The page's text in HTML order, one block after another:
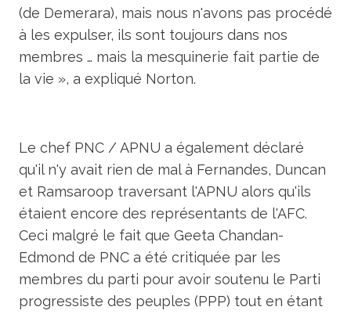
(de Demerara), mais nous n'avons pas procédé
à les expulser, ils sont toujours dans nos
membres … mais la mesquinerie fait partie de
la vie », a expliqué Norton.
Le chef PNC / APNU a également déclaré
qu'il n'y avait rien de mal à Fernandes, Duncan
et Ramsaroop traversant l'APNU alors qu'ils
étaient encore des représentants de l'AFC.
Ceci malgré le fait que Geeta Chandan-
Edmond de PNC a été critiquée par les
membres du parti pour avoir soutenu le Parti
progressiste des peuples (PPP) tout en étant